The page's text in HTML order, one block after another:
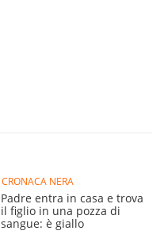
CRONACA NERA
Padre entra in casa e trova
il figlio in una pozza di
sangue: è giallo